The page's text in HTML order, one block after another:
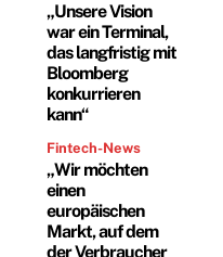
„Unsere Vision
war ein Terminal,
das langfristig mit
Bloomberg
konkurrieren
kann“
Fintech-News
„Wir möchten
einen
europäischen
Markt, auf dem
der Verbraucher